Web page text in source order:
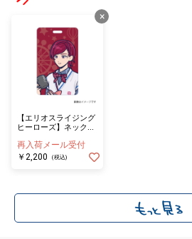
×
【エリオスライジング
ヒーローズ】ネックス
ルダー マリオン・ブラ
イス
再入荷メール受付
￥2,200
(税込)